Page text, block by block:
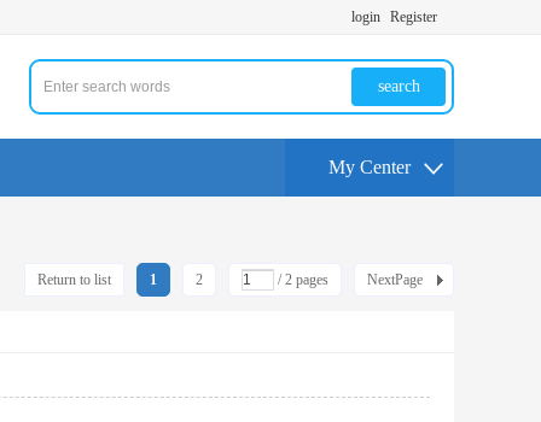
login Register
search
My Center
1 2 / 2 pages NextPage
Return to list